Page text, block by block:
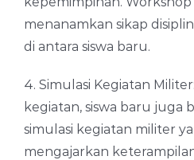
menanamkan sikap
di antara siswa baru.
4. Simulasi Kegiatan
kegiatan, siswa baru juga
simulasi kegiatan militer
mengajarkan